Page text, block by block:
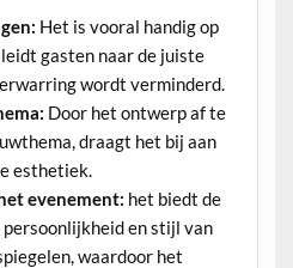
Het is vooral handig op
gasten naar de juiste
wordt verminderd.
Door het ontwerp af te
draagt het bij aan
esthetiek.
evenement: het biedt de
persoonlijkheid en stijl van
waardoor het